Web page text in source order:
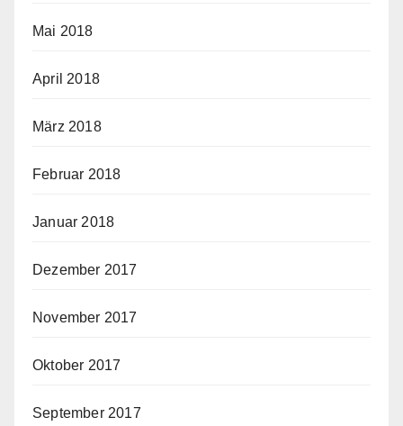
Mai 2018
April 2018
März 2018
Februar 2018
Januar 2018
Dezember 2017
November 2017
Oktober 2017
September 2017